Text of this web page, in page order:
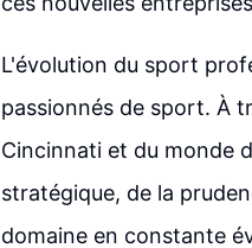
L'évolution du sport
passionnés de sport. À
Cincinnati et du monde
stratégique, de la
domaine en constante